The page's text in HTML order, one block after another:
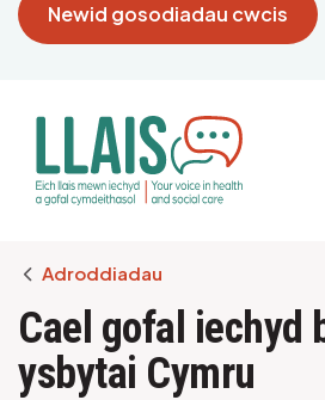
Newid gosodiadau cwcis
Breadcrumb
Adroddiadau
Cael gofal iechyd
ysbytai Cymru